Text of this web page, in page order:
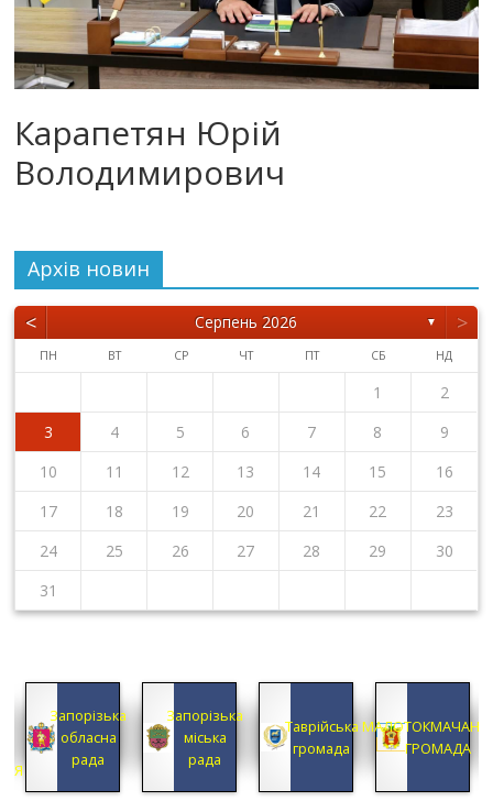
Карапетян Юрій
Володимирович
Архiв новин
< Серпень 2026 ▼ >
ПН ВТ СР ЧТ ПТ СБ НД
1
2
3
4 5 6 7 8
9
10
11 12 13 14 15
16
17
18 19 20 21 22
23
24
25 26 27 28 29
30
31
Запорізька
обласна
рада
Запорізька
міська
рада
Таврійська
громада
ГРОМАДА